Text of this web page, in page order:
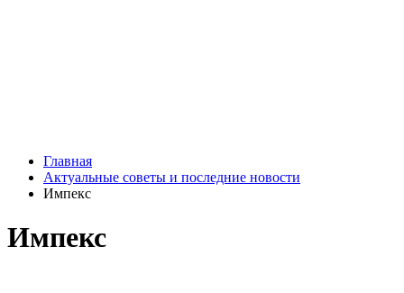
Главная
Актуальные советы и последние новости
Импекс
Импекс